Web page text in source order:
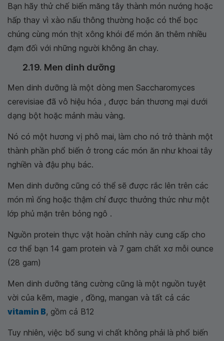
Bạn hãy thử chế biến măng tây thành món nướng hoặc
hấp thay vì xào nấu thông thường hoặc có thể bọc
chúng cùng món thịt xông khói để món ăn thêm nhiều
đạm đối với những người không ăn chay.
2.19. Men dinh dưỡng
Men dinh dưỡng là một dòng men Saccharomyces
cerevisiae đã vô hiệu hóa , được bán thương mại dưới
dạng bột hoặc mảnh màu vàng.
Nó có một hương vị phô mai, làm cho nó trở thành một
thành phần phổ biến ở trong các món ăn như khoai tây
nghiền và đậu phụ bác.
Men dinh dưỡng cũng có thể sẽ được rắc lên trên các
món mì ống hoặc thậm chí được thưởng thức như một
lớp phủ mặn trên bỏng ngô .
Nguồn protein thực vật hoàn chỉnh này cung cấp cho
cơ thể bạn 14 gam protein và 7 gam chất xơ mỗi ounce
(28 gam)
Men dinh dưỡng tăng cường cũng là một nguồn tuyệt
vời của kẽm, magie , đồng, mangan và tất cả các
vitamin B, gồm cả B12
Tuy nhiên, việc bổ sung vi chất không phải là phổ biến